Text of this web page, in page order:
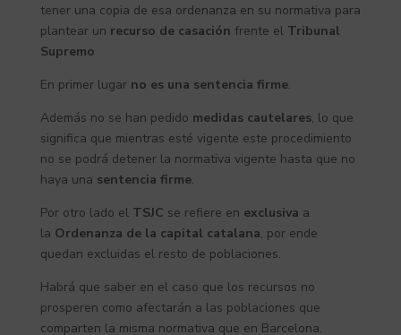
tener una copia de esa ordenanza en su normativa para
plantear un recurso de casación frente el Tribunal
Supremo
En primer lugar no es una sentencia firme.
Además no se han pedido medidas cautelares, lo que
significa que mientras esté vigente este procedimiento
no se podrá detener la normativa vigente hasta que no
haya una sentencia firme.
Por otro lado el TSJC se refiere en exclusiva a
la Ordenanza de la capital catalana, por ende
quedan excluidas el resto de poblaciones.
Habrá que saber en el caso que los recursos no
prosperen como afectarán a las poblaciones que
comparten la misma normativa que en Barcelona.